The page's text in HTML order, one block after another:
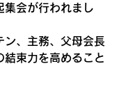
集会が行われまし
ン、主務、父母会長
結束力を高めること